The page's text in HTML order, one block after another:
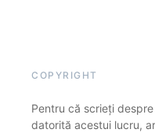
COPYRIGHT
Pentru că scrieți
datorită acestui lucru,